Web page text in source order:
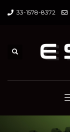
33-1578-8372